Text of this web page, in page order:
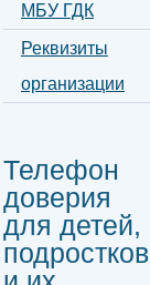
МБУ ГДК
Реквизиты
организации
Телефон
доверия
для детей,
подростков